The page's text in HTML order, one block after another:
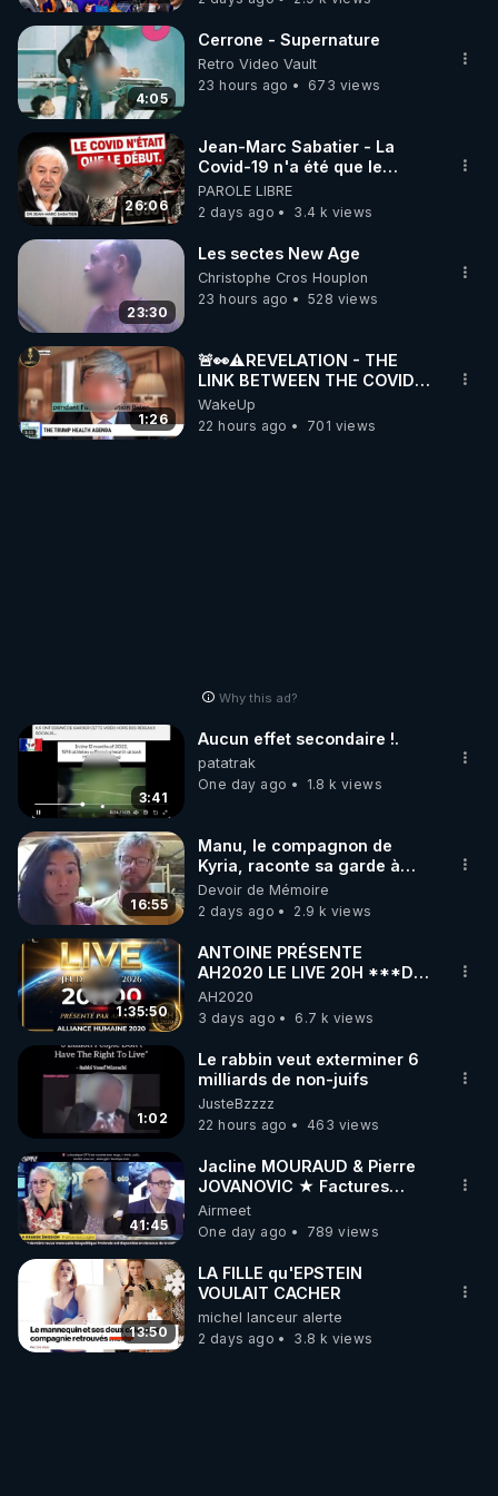
4:05
Cerrone - Supernature
Retro Video Vault
23 hours ago
673 views
26:06
Jean-Marc Sabatier - La
Covid-19 n'a été que le
début - L'ARNm & l'ARNm-aa
jusqu où auront-t-il ?
PAROLE LIBRE
2 days ago
3.4 k views
23:30
Les sectes New Age
Christophe Cros Houplon
23 hours ago
528 views
1:26
🚨👀⚠️REVELATION - THE
LINK BETWEEN THE COVID
VACCINE AND CANCER -LIEN
VACCIN COVID ET CANCER
WakeUp
22 hours ago
701 views
Why this ad?
3:41
Aucun effet secondaire !.
patatrak
One day ago
1.8 k views
16:55
Manu, le compagnon de
Kyria, raconte sa garde à
vue musclée. PARTAGEZ!
Devoir de Mémoire
2 days ago
2.9 k views
1:35:50
ANTOINE PRÉSENTE
AH2020 LE LIVE 20H ***DU
06/08/2026***
AH2020
3 days ago
6.7 k views
1:02
Le rabbin veut exterminer 6
milliards de non-juifs
JusteBzzzz
22 hours ago
463 views
41:45
Jacline MOURAUD & Pierre
JOVANOVIC ★ Factures
Impayées : Où Est Passé Le
Pognon ?
Airmeet
One day ago
789 views
13:50
LA FILLE qu'EPSTEIN
VOULAIT CACHER
michel lanceur alerte
2 days ago
3.8 k views